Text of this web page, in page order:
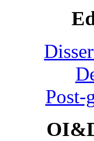
Post-